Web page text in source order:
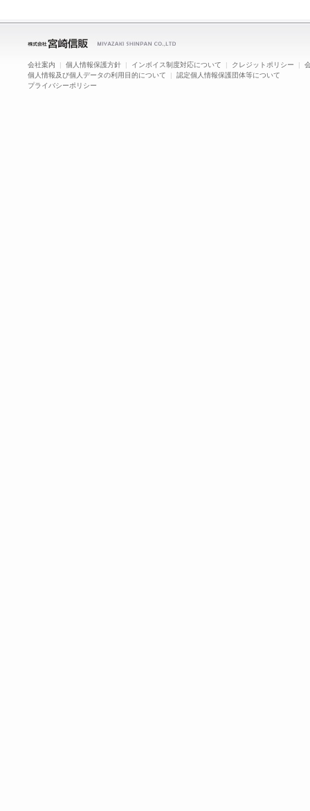
会社案内 | 個人情報保護方針 | インボイス制度対応について | クレジットポリシー |
個人情報及び個人データの利用目的について | 認定個人情報保護団体等について
プライバシーポリシー